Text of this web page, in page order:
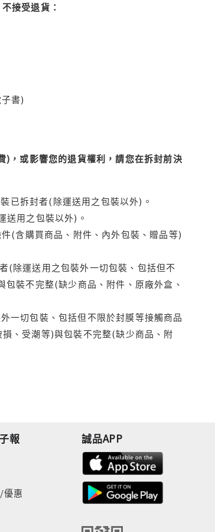
接受退貨：
書)
，或影響您的退貨權利，請您在拆封前決
已拆封者(除運送用之包裝以外)。
送用之包裝以外)。
(含購買商品、附件、內外包裝、贈品等)
(除運送用之包裝外一切包裝、包括但不
裝不完整(缺少商品、附件、原廠外盒、
一切包裝、包括但不限於封膜等接觸商品
、受潮等)與包裝不完整(缺少商品、附
報
優惠
誠品APP